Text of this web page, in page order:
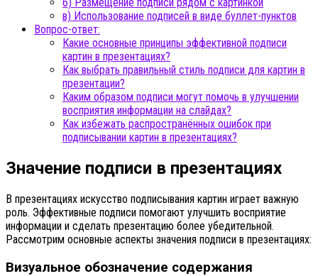
в) Использование подписей в виде буллет-пунктов
Вопрос-ответ:
Какие основные принципы эффективной подписи
картин в презентациях?
Как выбрать правильный стиль подписи для картин в
презентации?
Каким образом подписи могут помочь в улучшении
восприятия информации на слайдах?
Как избежать распространённых ошибок при
подписывании картин в презентациях?
Значение подписи в презентациях
В презентациях искусство подписывания картин играет важную
роль. Эффективные подписи помогают улучшить восприятие
информации и сделать презентацию более убедительной.
Рассмотрим основные аспекты значения подписи в презентациях:
Визуальное обозначение содержания